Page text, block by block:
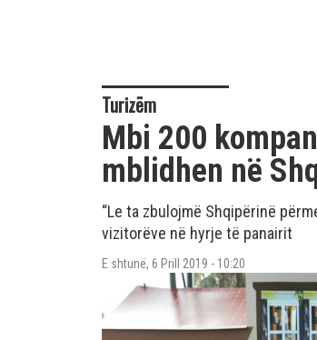
Turizëm
Mbi 200
mblidhen në
“Le ta zbulojmë Shqipërinë
vizitorëve në hyrje të panairit
E shtunë, 6 Prill 2019 - 10:20